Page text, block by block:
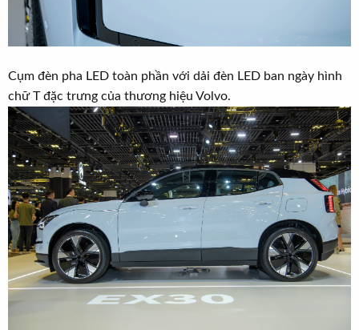
Cụm đèn pha LED toàn phần với dải đèn LED ban ngày hình
chữ T đặc trưng của thương hiệu Volvo.